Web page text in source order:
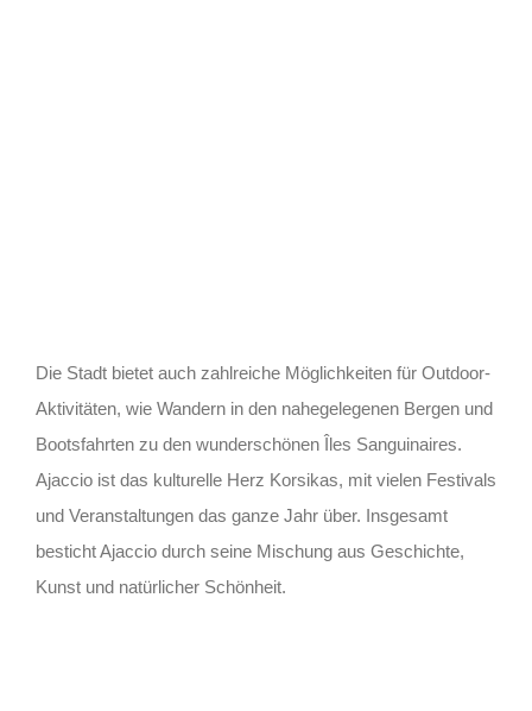
Die Stadt bietet auch zahlreiche Möglichkeiten für Outdoor-
Aktivitäten, wie Wandern in den nahegelegenen Bergen und
Bootsfahrten zu den wunderschönen Îles Sanguinaires.
Ajaccio ist das kulturelle Herz Korsikas, mit vielen Festivals
und Veranstaltungen das ganze Jahr über. Insgesamt
besticht Ajaccio durch seine Mischung aus Geschichte,
Kunst und natürlicher Schönheit.